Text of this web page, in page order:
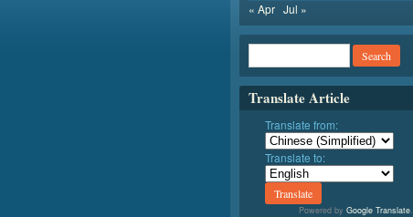
« Apr Jul »
Translate Article
Translate from:
Translate to:
Powered by Google Translate.